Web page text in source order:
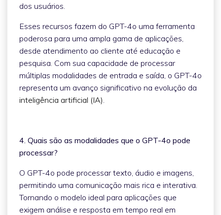
dos usuários.
Esses recursos fazem do GPT-4o uma ferramenta
poderosa para uma ampla gama de aplicações,
desde atendimento ao cliente até educação e
pesquisa. Com sua capacidade de processar
múltiplas modalidades de entrada e saída, o GPT-4o
representa um avanço significativo na evolução da
inteligência artificial (IA)
4. Quais são as modalidades que o GPT-4o pode
processar?
O GPT-4o pode processar texto, áudio e imagens,
permitindo uma comunicação mais rica e interativa.
Tornando o modelo ideal para aplicações que
exigem análise e resposta em tempo real em